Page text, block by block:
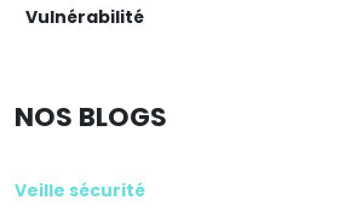
Vulnérabilité
NOS BLOGS
Veille sécurité